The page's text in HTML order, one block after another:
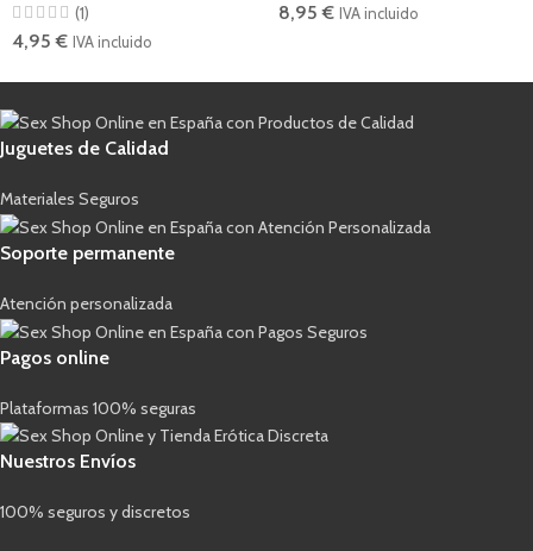
(1)
4,95€ IVA incluido
8,95€ IVA incluido
Juguetes de Calidad
Materiales Seguros
Soporte permanente
Atención personalizada
Pagos online
Plataformas 100% seguras
Nuestros Envíos
100% seguros y discretos